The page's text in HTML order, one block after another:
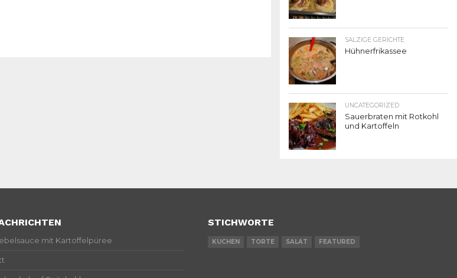
SALZIGE GERICHTE
Hühnerfrikassee
UNCATEGORIZED
Sauerbraten mit Rotkohl
und Kartoffeln
mit Kartoffelpüree
STICHWORTE
KUCHEN TORTE SALAT FEATURED